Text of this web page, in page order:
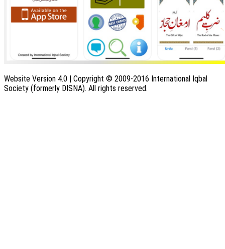
Website Version 4.0 | Copyright © 2009-2016 International Iqbal
Society (formerly DISNA). All rights reserved.